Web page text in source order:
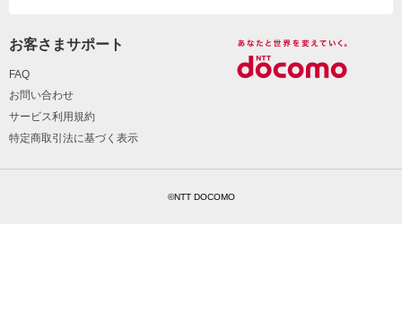
お客さまサポート
FAQ
お問い合わせ
サービス利用規約
特定商取引法に基づく表示
©NTT DOCOMO